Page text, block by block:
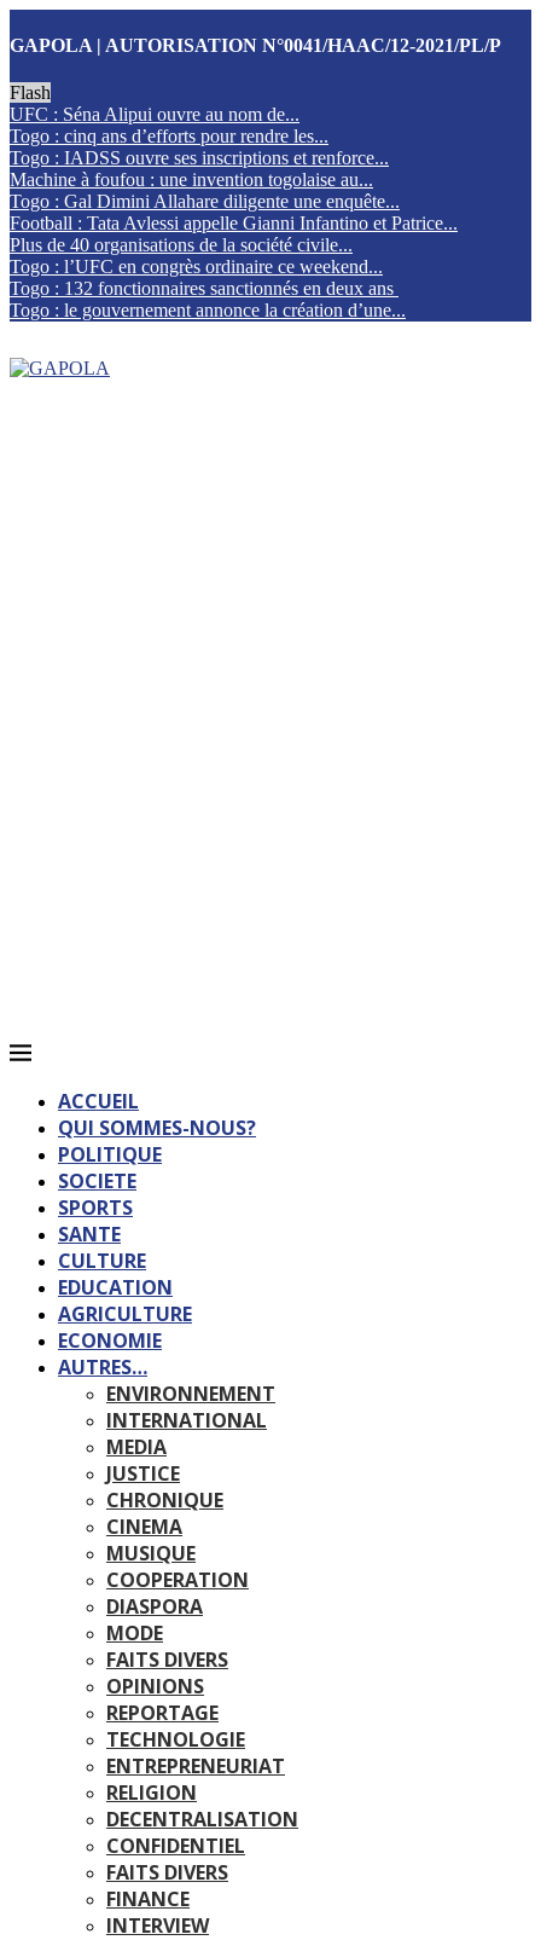
GAPOLA | AUTORISATION N°0041/HAAC/12-2021/PL/P
Flash
UFC : Séna Alipui ouvre au nom de...
Togo : cinq ans d’efforts pour rendre les...
Togo : IADSS ouvre ses inscriptions et renforce...
Machine à foufou : une invention togolaise au...
Togo : Gal Dimini Allahare diligente une enquête...
Football : Tata Avlessi appelle Gianni Infantino et Patrice...
Plus de 40 organisations de la société civile...
Togo : l’UFC en congrès ordinaire ce weekend...
Togo : 132 fonctionnaires sanctionnés en deux ans
Togo : le gouvernement annonce la création d’une...
ACCUEIL
QUI SOMMES-NOUS?
POLITIQUE
SOCIETE
SPORTS
SANTE
CULTURE
EDUCATION
AGRICULTURE
ECONOMIE
AUTRES…
ENVIRONNEMENT
INTERNATIONAL
MEDIA
JUSTICE
CHRONIQUE
CINEMA
MUSIQUE
COOPERATION
DIASPORA
MODE
FAITS DIVERS
OPINIONS
REPORTAGE
TECHNOLOGIE
ENTREPRENEURIAT
RELIGION
DECENTRALISATION
CONFIDENTIEL
FAITS DIVERS
FINANCE
INTERVIEW